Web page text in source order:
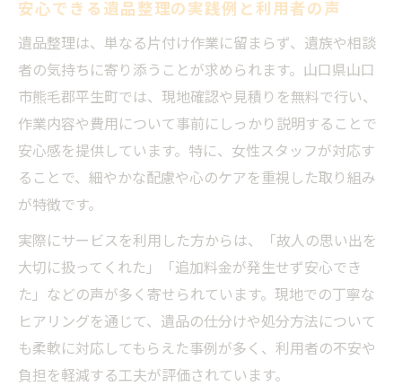
安心できる遺品整理の実践例と利用者の声
遺品整理は、単なる片付け作業に留まらず、遺族や相談
者の気持ちに寄り添うことが求められます。山口県山口
市熊毛郡平生町では、現地確認や見積りを無料で行い、
作業内容や費用について事前にしっかり説明することで
安心感を提供しています。特に、女性スタッフが対応す
ることで、細やかな配慮や心のケアを重視した取り組み
が特徴です。
実際にサービスを利用した方からは、「故人の思い出を
大切に扱ってくれた」「追加料金が発生せず安心でき
た」などの声が多く寄せられています。現地での丁寧な
ヒアリングを通じて、遺品の仕分けや処分方法について
も柔軟に対応してもらえた事例が多く、利用者の不安や
負担を軽減する工夫が評価されています。